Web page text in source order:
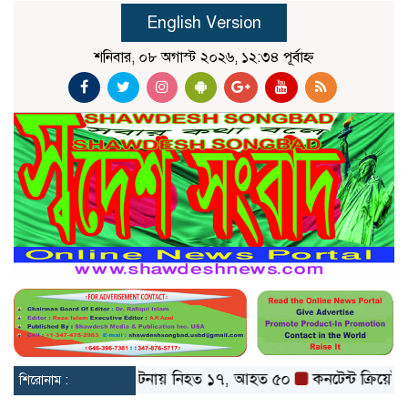
English Version
শনিবার, ০৮ অগাস্ট ২০২৬, ১২:৩৪ পূর্বাহ্ন
শিরোনাম :
বগুড়ায় বাস দুর্ঘটনায় নিহত ১৭, আহত ৫০ কনটেন্ট ক্রিয়েটর